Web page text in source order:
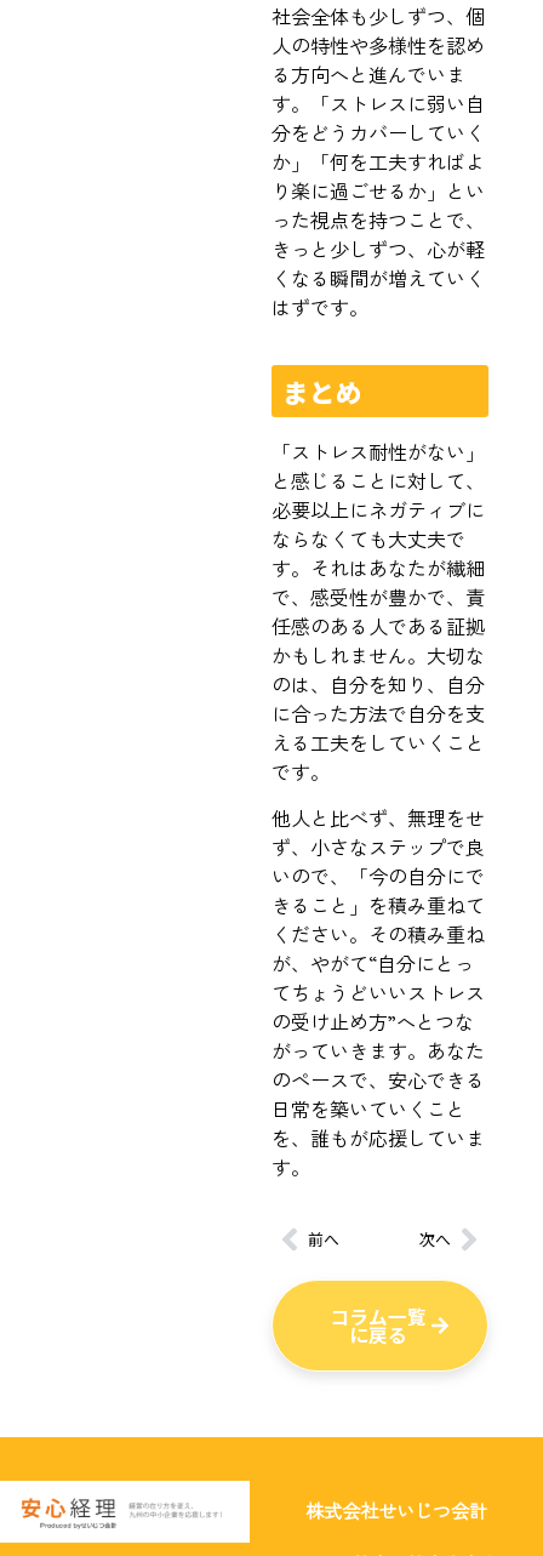
社会全体も少しずつ、個
人の特性や多様性を認め
る方向へと進んでいま
す。「ストレスに弱い自
分をどうカバーしていく
か」「何を工夫すればよ
り楽に過ごせるか」とい
った視点を持つことで、
きっと少しずつ、心が軽
くなる瞬間が増えていく
はずです。
まとめ
「ストレス耐性がない」
と感じることに対して、
必要以上にネガティブに
ならなくても大丈夫で
す。それはあなたが繊細
で、感受性が豊かで、責
任感のある人である証拠
かもしれません。大切な
のは、自分を知り、自分
に合った方法で自分を支
える工夫をしていくこと
です。
他人と比べず、無理をせ
ず、小さなステップで良
いので、「今の自分にで
きること」を積み重ねて
ください。その積み重ね
が、やがて“自分にとっ
てちょうどいいストレス
の受け止め方”へとつな
がっていきます。あなた
のペースで、安心できる
日常を築いていくこと
を、誰もが応援していま
す。
前へ 次へ
コラム一覧
に戻る
株式会社せいじつ会計